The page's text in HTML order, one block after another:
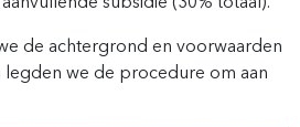
de achtergrond en voorwaarden
we de procedure om aan